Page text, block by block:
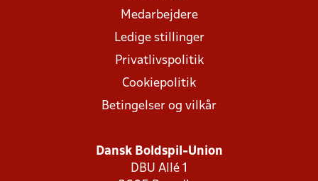
Medarbejdere
Ledige stillinger
Privatlivspolitik
Cookiepolitik
Betingelser og vilkår
Dansk Boldspil-Union
DBU Allé 1